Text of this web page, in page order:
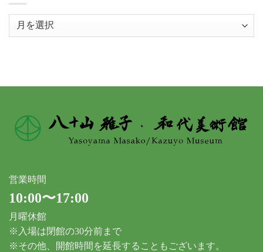
営業時間
10:00〜17:00
月曜休館
※入場は閉館の30分前まで
※その他、開館時間を延長することもございます。